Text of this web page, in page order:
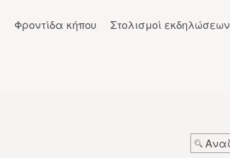
Φροντίδα κήπου Στολισμοί εκδηλώσεων